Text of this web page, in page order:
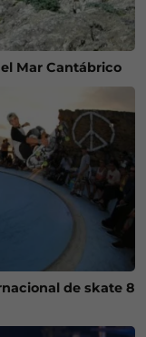
Mar Cantábrico
de skate 8